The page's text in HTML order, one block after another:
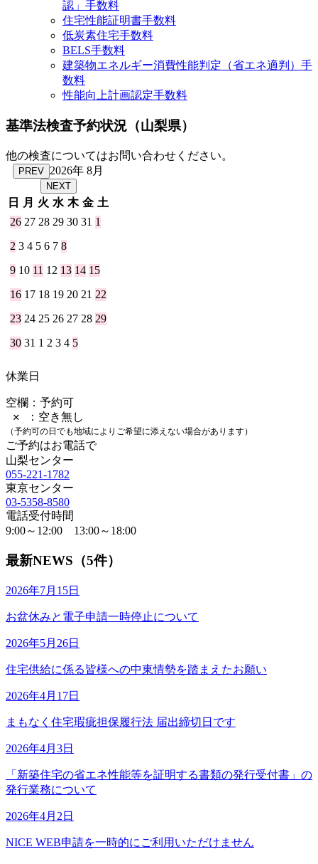
認」手数料
住宅性能証明書手数料
低炭素住宅手数料
BELS手数料
建築物エネルギー消費性能判定（省エネ適判）手
数料
性能向上計画認定手数料
基準法検査予約状況 （山梨県）
他の検査についてはお問い合わせください。
PREV 2026年 8月
NEXT
日 月 火 水 木 金 土
26 27 28 29 30 31 1
2 3 4 5 6 7 8
9 10 11 12 13 14 15
16 17 18 19 20 21 22
23 24 25 26 27 28 29
30 31 1 2 3 4 5
休業日
空欄：予約可
✕ ：空き無し
（予約可の日でも地域によりご希望に添えない場合があります）
ご予約はお電話で
山梨センター
055-221-1782
東京センター
03-5358-8580
電話受付時間
9:00～12:00 13:00～18:00
最新NEWS（5件）
2026年7月15日
お盆休みと電子申請一時停止について
2026年5月26日
住宅供給に係る皆様への中東情勢を踏まえたお願い
2026年4月17日
まもなく住宅瑕疵担保履行法 届出締切日です
2026年4月3日
「新築住宅の省エネ性能等を証明する書類の発行受付書」の
発行業務について
2026年4月2日
NICE WEB申請を一時的にご利用いただけません